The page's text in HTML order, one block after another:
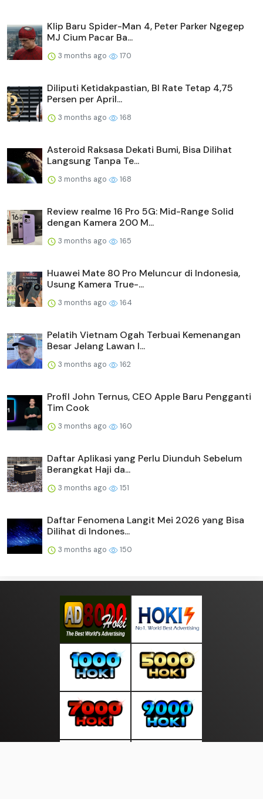
Klip Baru Spider-Man 4, Peter Parker Ngegep
MJ Cium Pacar Ba...
3 months ago 170
Diliputi Ketidakpastian, BI Rate Tetap 4,75
Persen per April...
3 months ago 168
Asteroid Raksasa Dekati Bumi, Bisa Dilihat
Langsung Tanpa Te...
3 months ago 168
Review realme 16 Pro 5G: Mid-Range Solid
dengan Kamera 200 M...
3 months ago 165
Huawei Mate 80 Pro Meluncur di Indonesia,
Usung Kamera True-...
3 months ago 164
Pelatih Vietnam Ogah Terbuai Kemenangan
Besar Jelang Lawan I...
3 months ago 162
Profil John Ternus, CEO Apple Baru Pengganti
Tim Cook
3 months ago 160
Daftar Aplikasi yang Perlu Diunduh Sebelum
Berangkat Haji da...
3 months ago 151
Daftar Fenomena Langit Mei 2026 yang Bisa
Dilihat di Indones...
3 months ago 150